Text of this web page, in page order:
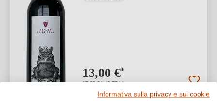
13,00 €*
17,33 €/L (0,75 L)
Informativa sulla privacy e sui cookie